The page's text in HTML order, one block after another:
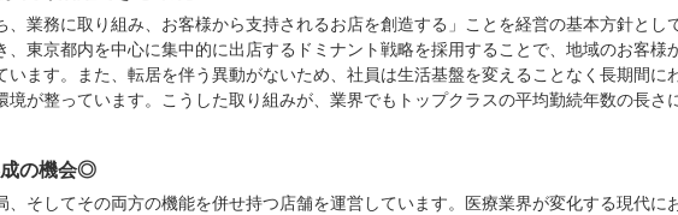
、業務に取り組み、お客様から支持されるお店を創造する」ことを経営の基本方針とし
、東京都内を中心に集中的に出店するドミナント戦略を採用することで、地域のお客様
います。また、転居を伴う異動がないため、社員は生活基盤を変えることなく長期間に
境が整っています。こうした取り組みが、業界でもトップクラスの平均勤続年数の長さ
成の機会◎
、そしてその両方の機能を併せ持つ店舗を運営しています。医療業界が変化する現代に